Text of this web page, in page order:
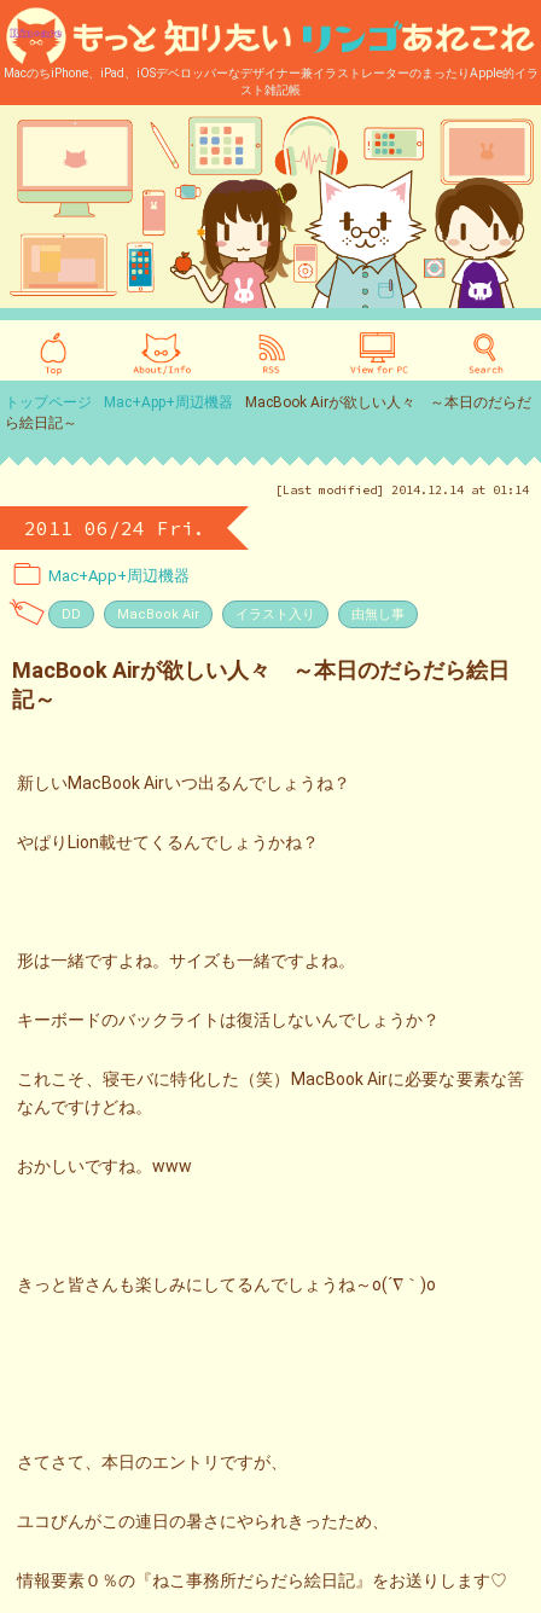
MacのちiPhone、iPad、iOSデベロッパーなデザイナー兼イラストレーターのまったりApple的イラ
スト雑記帳
トップページ Mac+App+周辺機器
MacBook Airが欲しい人々 ～本日のだらだ
ら絵日記～
[Last modified] 2014.12.14 at 01:14
2011 06/24 Fri.
Mac+App+周辺機器
DD MacBook Air イラスト入り 由無し事
MacBook Airが欲しい人々 ～本日のだらだら絵日
記～
新しいMacBook Airいつ出るんでしょうね？
やぱりLion載せてくるんでしょうかね？
形は一緒ですよね。サイズも一緒ですよね。
キーボードのバックライトは復活しないんでしょうか？
これこそ、寝モバに特化した（笑）MacBook Airに必要な要素な筈
なんですけどね。
おかしいですね。www
きっと皆さんも楽しみにしてるんでしょうね～o(´∇｀)o
さてさて、本日のエントリですが、
ユコびんがこの連日の暑さにやられきったため、
情報要素０％の『ねこ事務所だらだら絵日記』をお送りします♡